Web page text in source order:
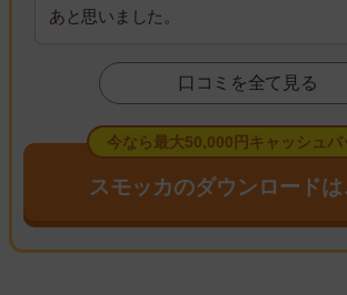
あと思いました。
口コミを全て見る
今なら最大50,000円キャッシュバ
スモッカのダウンロードは